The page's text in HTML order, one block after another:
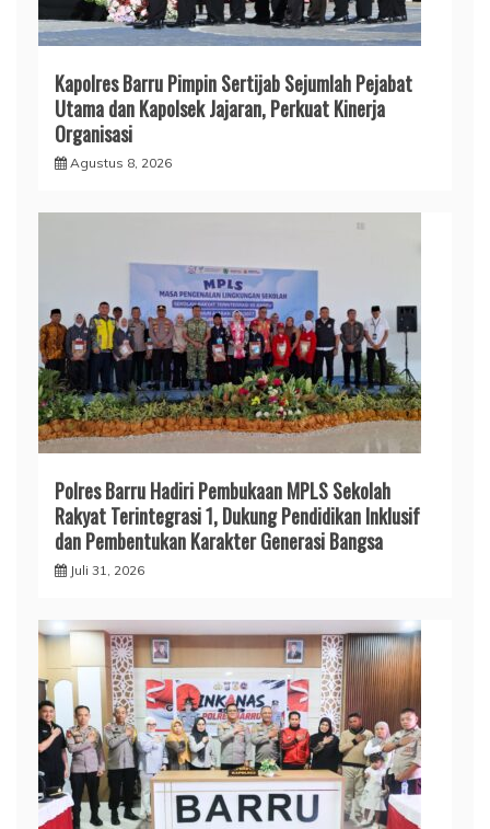
Kapolres Barru Pimpin Sertijab Sejumlah Pejabat
Utama dan Kapolsek Jajaran, Perkuat Kinerja
Organisasi
Agustus 8, 2026
Polres Barru Hadiri Pembukaan MPLS Sekolah
Rakyat Terintegrasi 1, Dukung Pendidikan Inklusif
dan Pembentukan Karakter Generasi Bangsa
Juli 31, 2026